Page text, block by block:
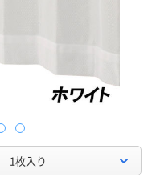
1枚入り